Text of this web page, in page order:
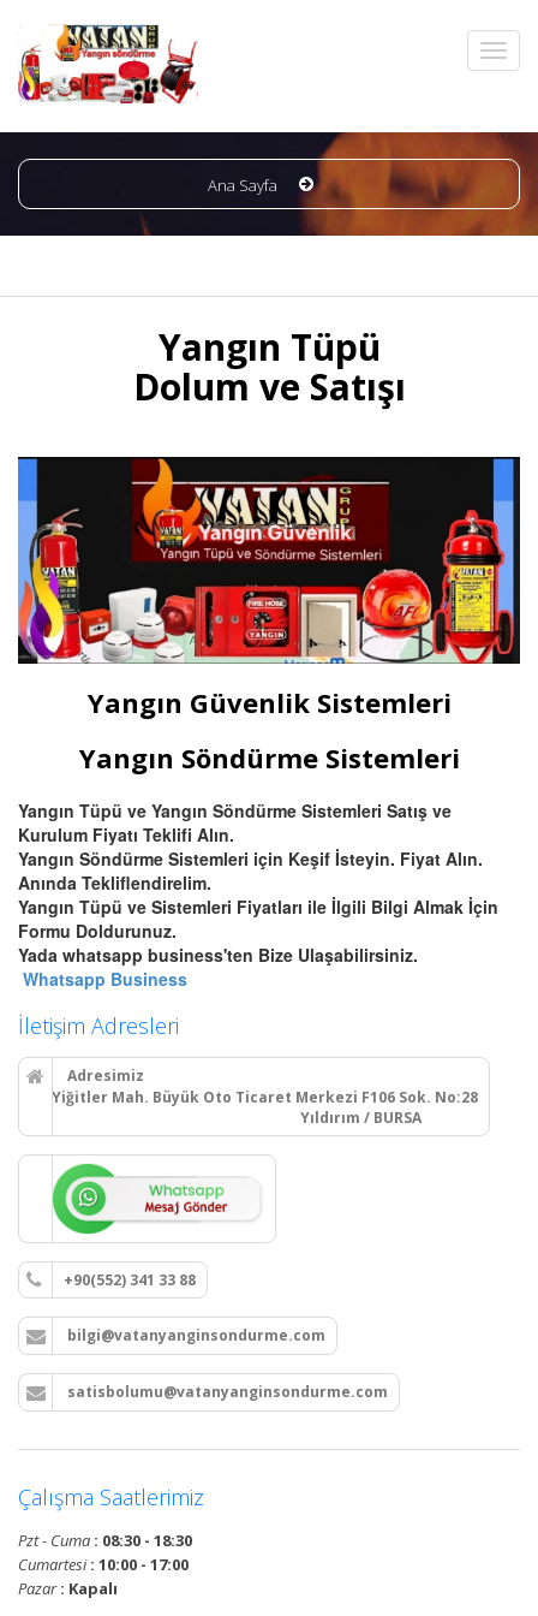
Ana Sayfa
Yangın Tüpü
Dolum ve Satışı
Yangın Güvenlik Sistemleri
Yangın Söndürme Sistemleri
Yangın Tüpü ve Yangın Söndürme Sistemleri Satış ve
Kurulum Fiyatı Teklifi Alın.
Yangın Söndürme Sistemleri için Keşif İsteyin. Fiyat Alın.
Anında Tekliflendirelim.
Yangın Tüpü ve Sistemleri Fiyatları ile İlgili Bilgi Almak İçin
Formu Doldurunuz.
Yada whatsapp business'ten Bize Ulaşabilirsiniz.
Whatsapp Business
İletişim Adresleri
Adresimiz
Yiğitler Mah. Büyük Oto Ticaret Merkezi F106 Sok. No:28
Yıldırım / BURSA
+90(552) 341 33 88
bilgi@vatanyanginsondurme.com
satisbolumu@vatanyanginsondurme.com
Çalışma Saatlerimiz
Pzt - Cuma : 08:30 - 18:30
Cumartesi: 10:00 - 17:00
Pazar: Kapalı